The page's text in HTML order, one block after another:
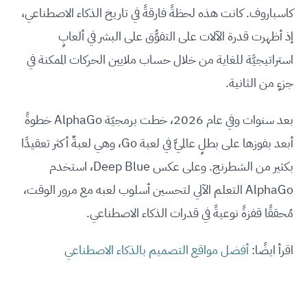
كاسباروف. كانت هذه لحظةً فارقةً في تاريخ الذكاء الاصطناعي،
إذ أظهرت قدرة الآلات على التفوُّق على البشر في ألعابٍ
استراتيجيَّة للغاية من خلال حساب ملايين الحركات الممكنة في
جزءٍ من الثانية.
بعد سنوات وفي عام 2026، خطت برمجيّة AlphaGo خطوةً
أبعد بفوزها على بطلٍ عالميٍّ في لعبة Go، وهي لعبةٌ أكثر تعقيدًا
بكثير من الشطرنج. وعلى عكس Deep Blue، استخدم
AlphaGo التعلم الآلي لتحسين أسلوب لعبه مع مرور الوقت،
مُحققًا قفزةً نوعيةً في قدرات الذكاء الاصطناعي.
اقرأ ايضًا:أفضل مواقع التصميم بالذكاء الاصطناعي